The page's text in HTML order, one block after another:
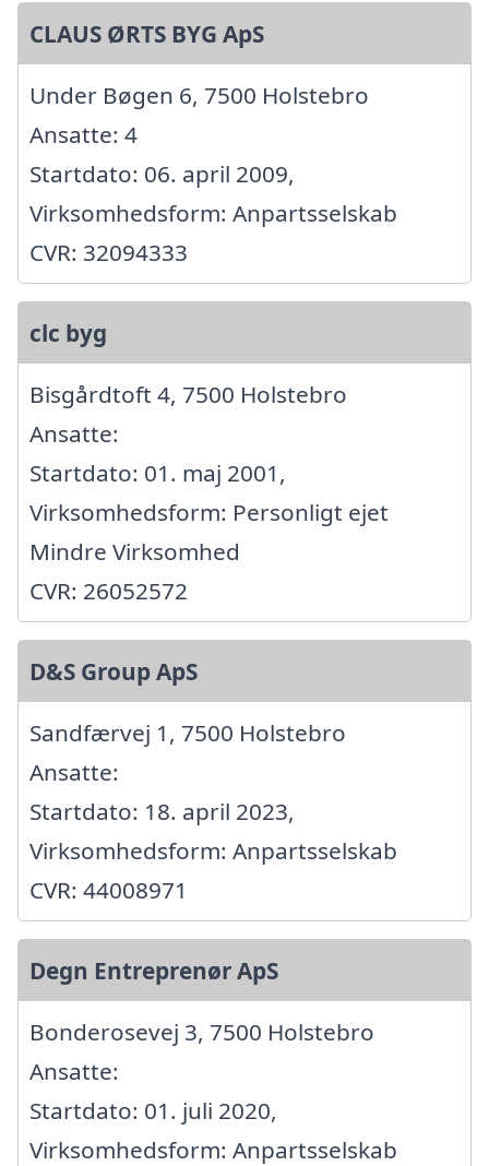
CLAUS ØRTS BYG ApS
Under Bøgen 6, 7500 Holstebro
Ansatte: 4
Startdato: 06. april 2009,
Virksomhedsform: Anpartsselskab
CVR: 32094333
clc byg
Bisgårdtoft 4, 7500 Holstebro
Ansatte:
Startdato: 01. maj 2001,
Virksomhedsform: Personligt ejet
Mindre Virksomhed
CVR: 26052572
D&S Group ApS
Sandfærvej 1, 7500 Holstebro
Ansatte:
Startdato: 18. april 2023,
Virksomhedsform: Anpartsselskab
CVR: 44008971
Degn Entreprenør ApS
Bonderosevej 3, 7500 Holstebro
Ansatte:
Startdato: 01. juli 2020,
Virksomhedsform: Anpartsselskab